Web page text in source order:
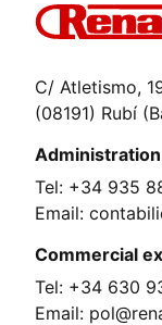
C/ Atletismo,
(08191) Rubí
Administration
Tel: +34 935
Email:
Commercial
Tel: +34 630
Email: